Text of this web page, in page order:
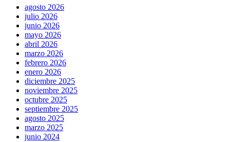
agosto 2026
julio 2026
junio 2026
mayo 2026
abril 2026
marzo 2026
febrero 2026
enero 2026
diciembre 2025
noviembre 2025
octubre 2025
septiembre 2025
agosto 2025
marzo 2025
junio 2024